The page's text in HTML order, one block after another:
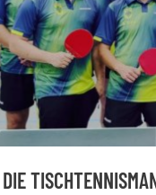
DIE